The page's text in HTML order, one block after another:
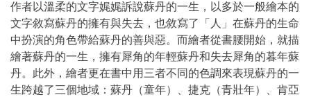
作者以溫柔的文字娓娓訴說蘇丹的一生，以多於一般繪本的
文字敘寫蘇丹的擁有與失去，也敘寫了「人」在蘇丹的生命
中扮演的角色帶給蘇丹的善與惡。而繪者從書腰開始，就描
繪著蘇丹的一生，擁有犀角的年輕蘇丹和失去犀角的暮年蘇
丹。此外，繪者更在書中用三者不同的色調來表現蘇丹的一
生跨越了三個地域：蘇丹（童年）、捷克（青壯年）、肯亞